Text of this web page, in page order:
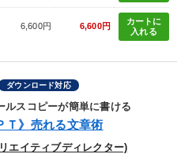
6,600円 6,600円
カートに
入れる
ダウンロード対応
ルスコピーが簡単に書ける
Ｔ》売れる文章術
エイティブディレクター)